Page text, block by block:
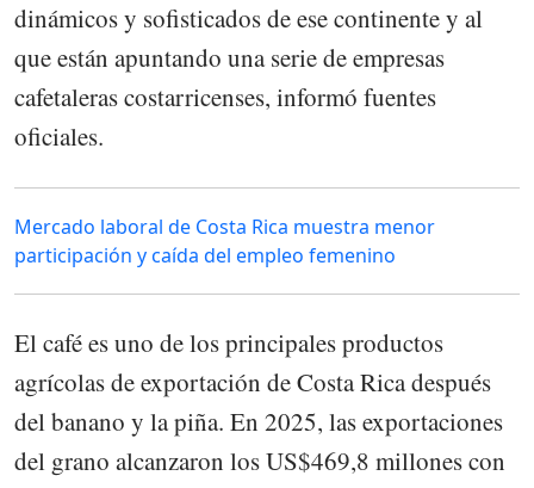
dinámicos y sofisticados de ese continente y al
que están apuntando una serie de empresas
cafetaleras costarricenses, informó fuentes
oficiales.
Mercado laboral de Costa Rica muestra menor
participación y caída del empleo femenino
El café es uno de los principales productos
agrícolas de exportación de Costa Rica después
del banano y la piña. En 2025, las exportaciones
del grano alcanzaron los US$469,8 millones con